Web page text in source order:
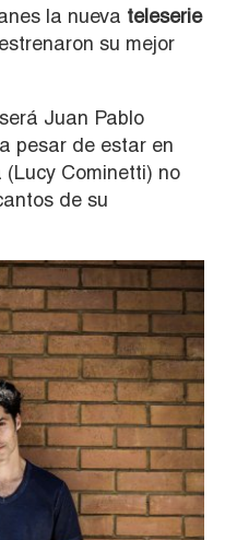
la nueva teleserie
su mejor
Juan Pablo
pesar de estar en
Cominetti) no
de su